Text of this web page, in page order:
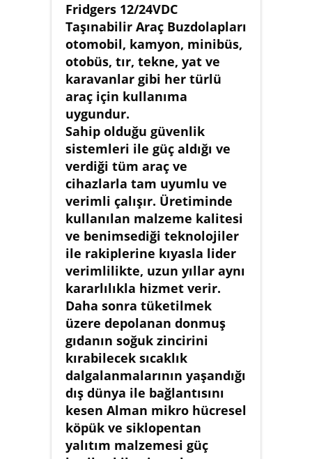
Fridgers 12/24VDC
Taşınabilir Araç Buzdolapları
otomobil, kamyon, minibüs,
otobüs, tır, tekne, yat ve
karavanlar gibi her türlü
araç için kullanıma
uygundur.
Sahip olduğu güvenlik
sistemleri ile güç aldığı ve
verdiği tüm araç ve
cihazlarla tam uyumlu ve
verimli çalışır. Üretiminde
kullanılan malzeme kalitesi
ve benimsediği teknolojiler
ile rakiplerine kıyasla lider
verimlilikte, uzun yıllar aynı
kararlılıkla hizmet verir.
Daha sonra tüketilmek
üzere depolanan donmuş
gıdanın soğuk zincirini
kırabilecek sıcaklık
dalgalanmalarının yaşandığı
dış dünya ile bağlantısını
kesen Alman mikro hücresel
köpük ve siklopentan
yalıtım malzemesi güç